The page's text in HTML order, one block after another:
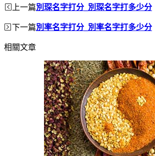
上一篇別琛名字打分_別琛名字打多少分
下一篇別率名字打分_別率名字打多少分
相關文章